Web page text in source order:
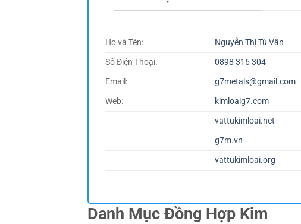
Họ và Tên:
Nguyễn Thị Tú Vân
Số Điện Thoại:
0898 316 304
Email:
g7metals@gmail.com
Web:
kimloaig7.com
vattukimloai.net
g7m.vn
vattukimloai.org
Danh Mục Đồng Hợp Kim